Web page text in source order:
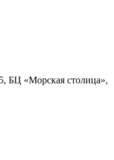
БЦ «Морская столица»,